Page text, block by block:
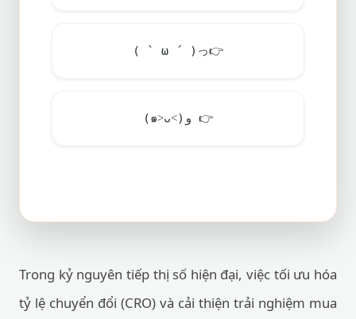
( ` ω ´ )っ👉
👉
Trong kỷ nguyên tiếp thị số hiện đại, việc tối ưu hóa
tỷ lệ chuyển đổi (CRO) và cải thiện trải nghiệm mua